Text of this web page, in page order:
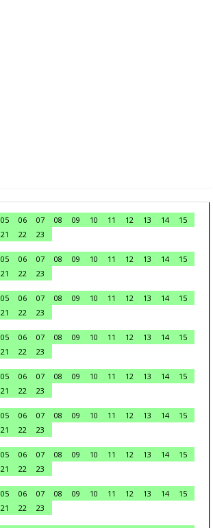
05 06 07 08 09 10 11 12 13 14
15
21 22
23
05 06 07 08 09 10 11 12 13 14
15
21 22
23
05 06 07 08 09 10 11 12 13 14
15
21 22
23
05 06 07 08 09 10 11 12 13 14
15
21 22
23
05 06 07 08 09 10 11 12 13 14
15
21 22
23
05 06 07 08 09 10 11 12 13 14
15
21 22
23
05 06 07 08 09 10 11 12 13 14
15
21 22
23
05 06 07 08 09 10 11 12 13 14
15
21 22
23